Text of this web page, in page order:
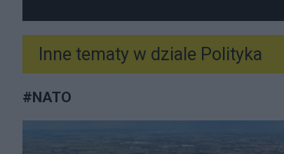
Inne tematy w dziale Polityka
#NATO